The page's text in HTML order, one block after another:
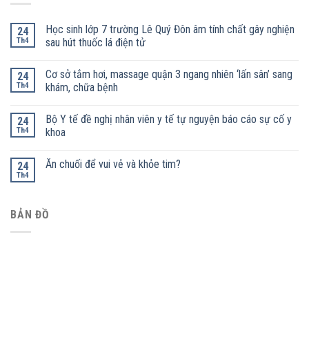
24
Th4
Học sinh lớp 7 trường Lê Quý Đôn âm tính chất gây nghiện
sau hút thuốc lá điện tử
24
Th4
Cơ sở tắm hơi, massage quận 3 ngang nhiên ‘lấn sân’ sang
khám, chữa bệnh
24
Th4
Bộ Y tế đề nghị nhân viên y tế tự nguyện báo cáo sự cố y
khoa
24
Th4
Ăn chuối để vui vẻ và khỏe tim?
BẢN ĐỒ